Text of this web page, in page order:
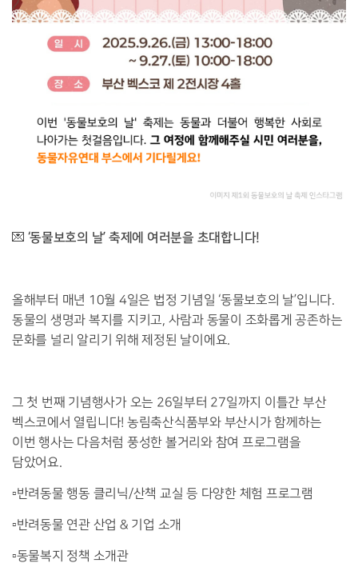
💌 ‘동물보호의 날’ 축제에 여러분을 초대합니다!
올해부터 매년 10월 4일은 법정 기념일 ‘동물보호의 날’입니다.
동물의 생명과 복지를 지키고, 사람과 동물이 조화롭게 공존하는
문화를 널리 알리기 위해 제정된 날이에요.
그 첫 번째 기념행사가 오는 26일부터 27일까지 이틀간 부산
벡스코에서 열립니다! 농림축산식품부와 부산시가 함께하는
이번 행사는 다음처럼 풍성한 볼거리와 참여 프로그램을
담았어요.
▫️반려동물 행동 클리닉/산책 교실 등 다양한 체험 프로그램
▫️반려동물 연관 산업 & 기업 소개
▫️동물복지 정책 소개관